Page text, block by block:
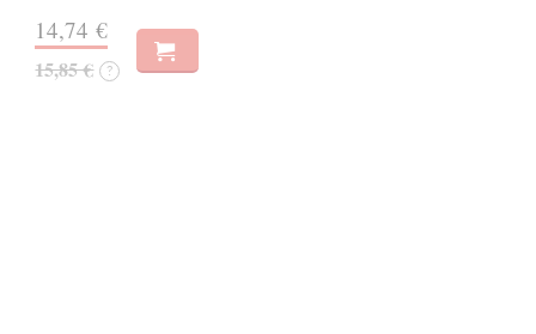
14,74 €
15,85 € ?